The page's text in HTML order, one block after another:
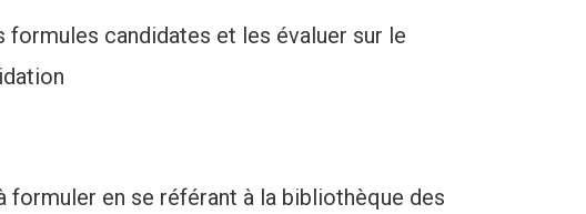
formules candidates et les évaluer sur le
en se référant à la bibliothèque des